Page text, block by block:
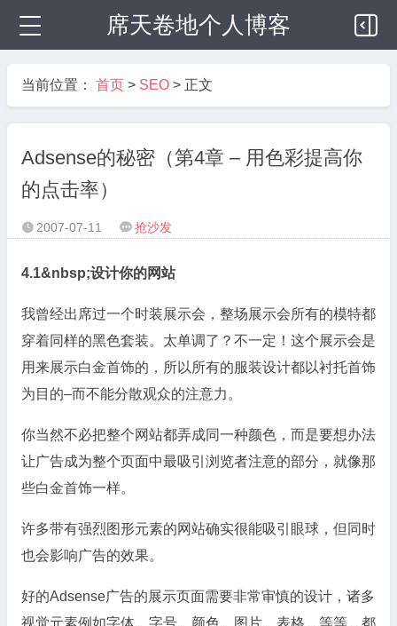
席天卷地个人博客
当前位置： 首页 > SEO > 正文
Adsense的秘密（第4章 – 用色彩提高你
的点击率）
 2007-07-11  抢沙发
4.1&nbsp;设计你的网站
我曾经出席过一个时装展示会，整场展示会所有的模特都
穿着同样的黑色套装。太单调了？不一定！这个展示会是
用来展示白金首饰的，所以所有的服装设计都以衬托首饰
为目的–而不能分散观众的注意力。
你当然不必把整个网站都弄成同一种颜色，而是要想办法
让广告成为整个页面中最吸引浏览者注意的部分，就像那
些白金首饰一样。
许多带有强烈图形元素的网站确实很能吸引眼球，但同时
也会影响广告的效果。
好的Adsense广告的展示页面需要非常审慎的设计，诸多